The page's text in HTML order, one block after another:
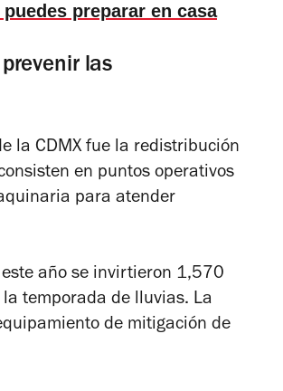
preparar en casa
las
la CDMX fue la redistribución
en puntos operativos
para atender
año se invirtieron 1,570
temporada de lluvias. La
de mitigación de